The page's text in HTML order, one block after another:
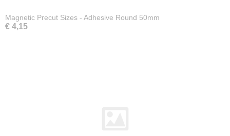
Magnetic Precut Sizes - Adhesive Round 50mm
€ 4,15